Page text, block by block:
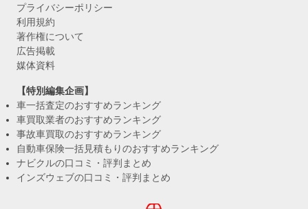
プライバシーポリシー
利用規約
著作権について
広告掲載
媒体資料
【特別編集企画】
車一括査定のおすすめランキング
車買取業者のおすすめランキング
事故車買取のおすすめランキング
自動車保険一括見積もりのおすすめランキング
ナビクルの口コミ・評判まとめ
インズウェブの口コミ・評判まとめ